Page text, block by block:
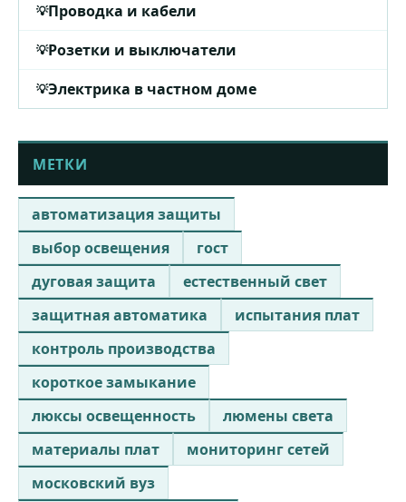
Проводка и кабели
Розетки и выключатели
Электрика в частном доме
МЕТКИ
автоматизация защиты
выбор освещения
гост
дуговая защита
естественный свет
защитная автоматика
испытания плат
контроль производства
короткое замыкание
люксы освещенность
люмены света
материалы плат
мониторинг сетей
московский вуз